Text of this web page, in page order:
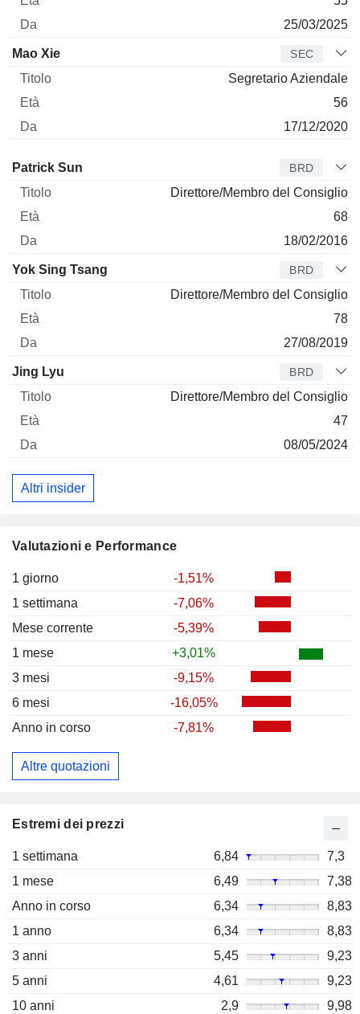
Valutazioni e Performance
1 giorno
-1,51%
1 settimana
-7,06%
Mese corrente
-5,39%
1 mese
+3,01%
3 mesi
-9,15%
6 mesi
-16,05%
Anno in corso
-7,81%
Altre quotazioni
Estremi dei prezzi
1 settimana 6,84
7,3
1 mese
6,49
7,38
Anno in corso
6,34
8,83
1 anno
6,34
8,83
3 anni
5,45
9,23
5 anni
4,61
9,23
10 anni
2,9 9,98
25/03/2025
Mao Xie SEC
Segretario Aziendale
56
17/12/2020
Amministratore
Patrick Sun BRD
Direttore/Membro del Consiglio
68
18/02/2016
Yok Sing Tsang BRD
Direttore/Membro del Consiglio
78
27/08/2019
Jing Lyu BRD
Direttore/Membro del Consiglio
47
08/05/2024
Altri insider